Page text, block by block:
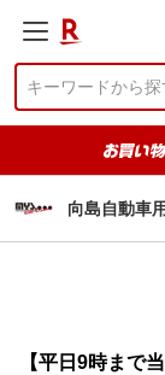
向島自動車
【平日9時まで